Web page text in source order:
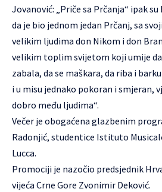
Jovanović: „Priče sa Prčanja“ ipak
da je bio jednom jedan Prčanj, sa
velikim ljudima don Nikom i don
velikim toplim svijetom koji umije da
zabala, da se maškara, da riba i
i u misu jednako pokoran i smjeran,
dobro među ljudima“.
Večer je obogaćena glazbenim
Radonjić, studentice Istituto
Lucca.
Promociji je nazočio predsjednik
vijeća Crne Gore Zvonimir Deković.